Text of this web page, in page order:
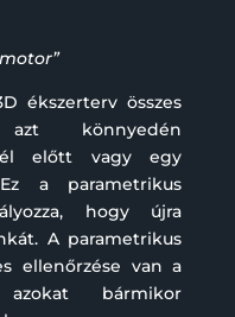
ékszerterv összes
könnyedén
előtt vagy egy
a parametrikus
hogy újra
A parametrikus
ellenőrzése van a
bármikor